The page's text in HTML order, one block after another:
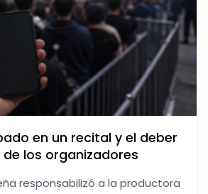
en un recital y el deber
los organizadores
responsabilizó a la productora